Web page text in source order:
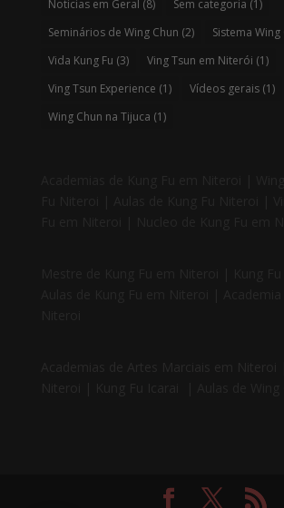
Noticias em Geral (8) Sem categoria (1)
Seminários de Wing Chun (2) Sistema Wing
Vida Kung Fu (3) Ving Tsun em Niterói (1)
Ving Tsun Experience (1) Vídeos gerais(1)
Wing Chun na Tijuca (1)